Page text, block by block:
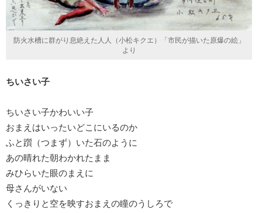
防火水槽に群がり息絶えた人人（小松キクエ）「市民が描いた原爆の絵」
より
ちいさい子
ちいさい子かわいい子
おまえはいったいどこにいるのか
ふと躓（つまず）いた石のように
あの晴れた朝わかれたまま
みひらいた眼のまえに
母さんがいない
くっきりと空を映すおまえの瞳のうしろで